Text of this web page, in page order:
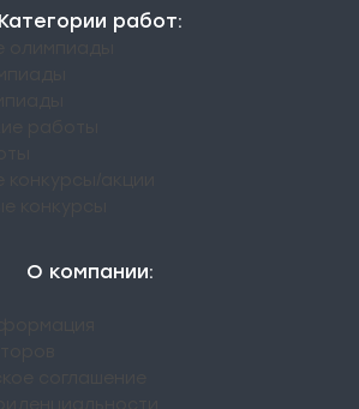
Категории работ:
О компании: